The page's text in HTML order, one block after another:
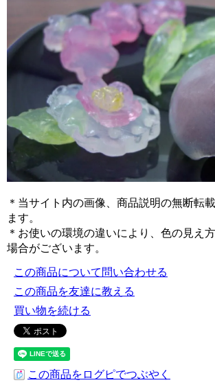
＊当サイト内の画像、商品説明の無断転
ます。
＊お使いの環境の違いにより、色の見え
場合がございます。
この商品について問い合わせる
この商品を友達に教える
買い物を続ける
この商品をログピでつぶやく